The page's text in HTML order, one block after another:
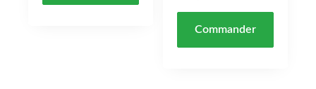
Commander